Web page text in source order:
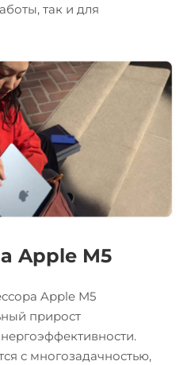
так и для
Apple M5
Apple M5
прирост
с многозадачностью,